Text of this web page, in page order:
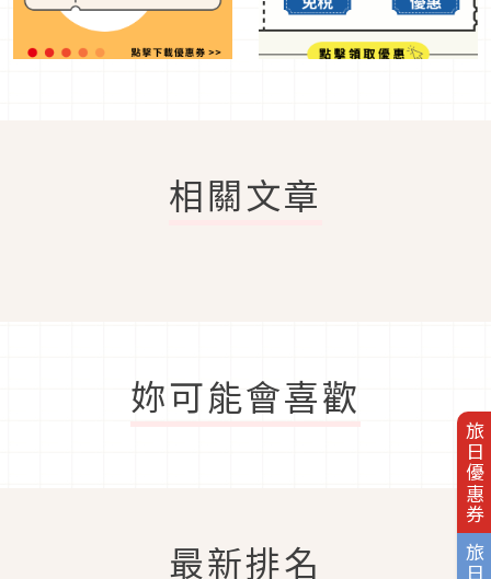
旅日優惠券
相關文章
妳可能會喜歡
最新排名